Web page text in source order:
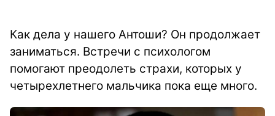
Как дела у нашего Антоши? Он продолжает
заниматься. Встречи с психологом
помогают преодолеть страхи, которых у
четырехлетнего мальчика пока еще много.